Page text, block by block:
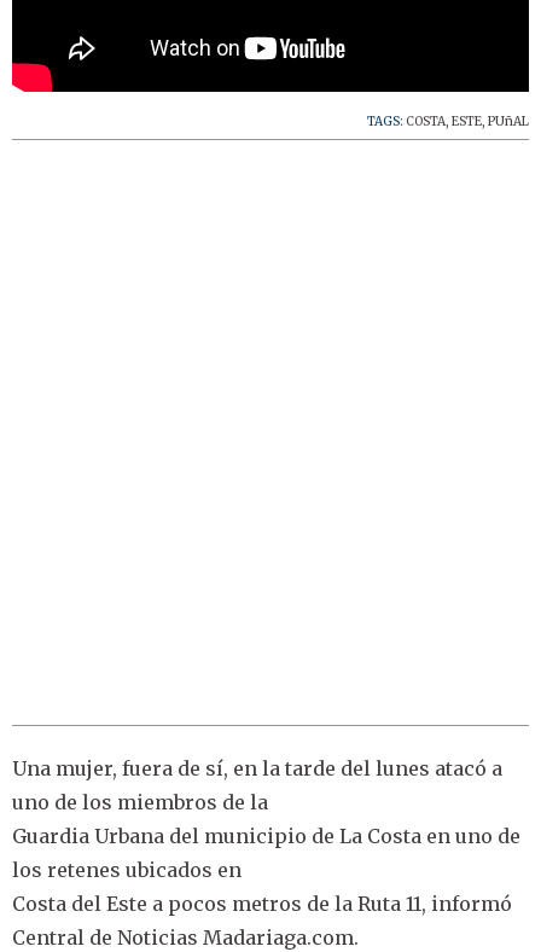
TAGS: COSTA, ESTE, PUñAL
Una mujer, fuera de sí, en la tarde del lunes atacó a
uno de los miembros de la
Guardia Urbana del municipio de La Costa en uno de
los retenes ubicados en
Costa del Este a pocos metros de la Ruta 11, informó
Central de Noticias Madariaga.com.